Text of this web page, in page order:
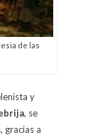
de las
y
, se
gracias a